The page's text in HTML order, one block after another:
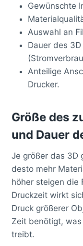
Gewünschte
Auswahl an
Dauer des 3D
Anteilige
Drucker.
Größe des
und Dauer
Je größer das 3D
desto mehr
höher steigen die
Druckzeit wirkt
Druck größerer
Zeit benötigt,
treibt.